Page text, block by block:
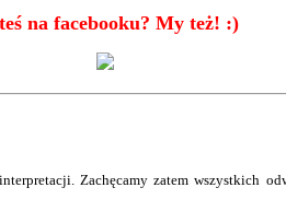
na facebooku? My też! :)
Zachęcamy zatem wszystkich